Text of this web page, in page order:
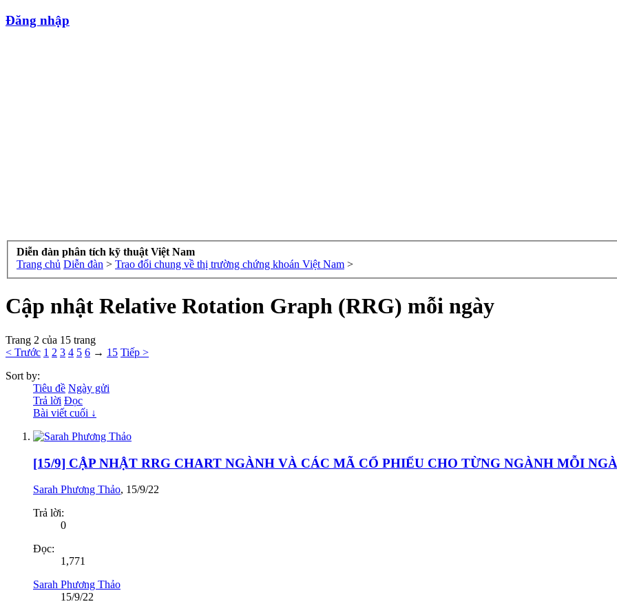
Đăng nhập
Diễn đàn phân tích kỹ thuật Việt Nam
Trang chủ Diễn đàn > Trao đổi chung về thị trường chứng khoán Việt Nam >
Cập nhật Relative Rotation Graph (RRG) mỗi ngày
Trang 2 của 15 trang
< Trước 1 2 3 4 5 6 → 15 Tiếp >
Sort by:
Tiêu đề Ngày gửi
Trả lời Đọc
Bài viết cuối ↓
[15/9] CẬP NHẬT RRG CHART NGÀNH VÀ CÁC MÃ CỔ PHIẾU CHO TỪNG NGÀNH MỖI
Sarah Phương Thảo, 15/9/22
Trả lời:
0
Đọc:
1,771
Sarah Phương Thảo
15/9/22